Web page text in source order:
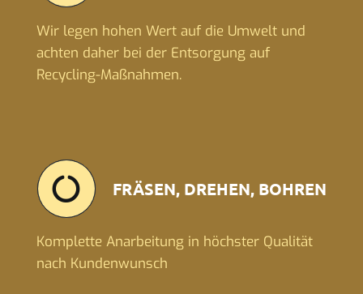
Wir legen hohen Wert auf die Umwelt und
achten daher bei der Entsorgung auf
Recycling-Maßnahmen.
FRÄSEN, DREHEN, BOHREN
Komplette Anarbeitung in höchster Qualität
nach Kundenwunsch